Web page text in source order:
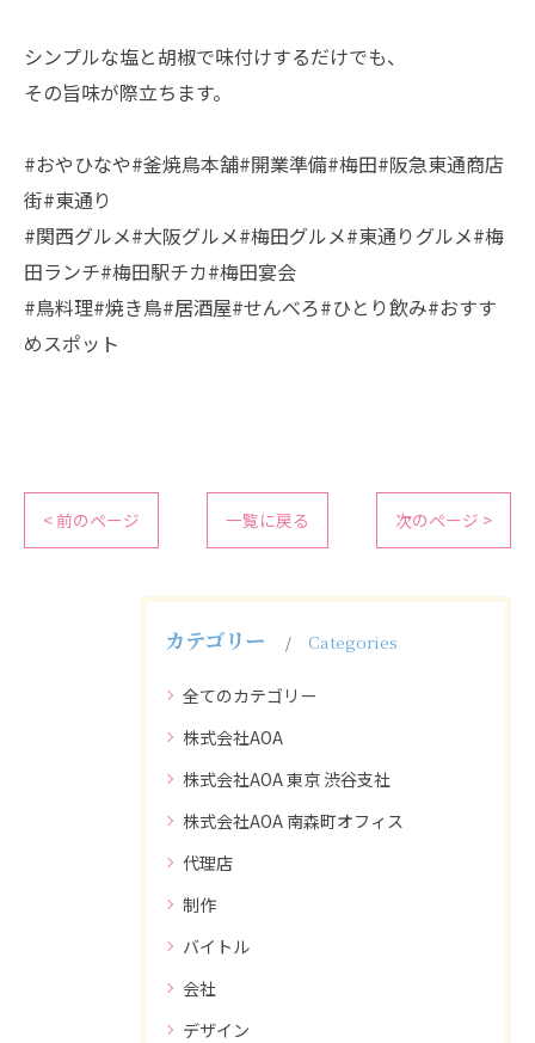
シンプルな塩と胡椒で味付けするだけでも、
その旨味が際立ちます。
#おやひなや#釜焼鳥本舗#開業準備#梅田#阪急東通商店
街#東通り
#関西グルメ#大阪グルメ#梅田グルメ#東通りグルメ#梅
田ランチ#梅田駅チカ#梅田宴会
#鳥料理#焼き鳥#居酒屋#せんべろ#ひとり飲み#おすす
めスポット
< 前のページ 一覧に戻る 次のページ >
カテゴリー Categories
全てのカテゴリー
株式会社AOA
株式会社AOA 東京 渋谷支社
株式会社AOA 南森町オフィス
代理店
制作
バイトル
会社
デザイン